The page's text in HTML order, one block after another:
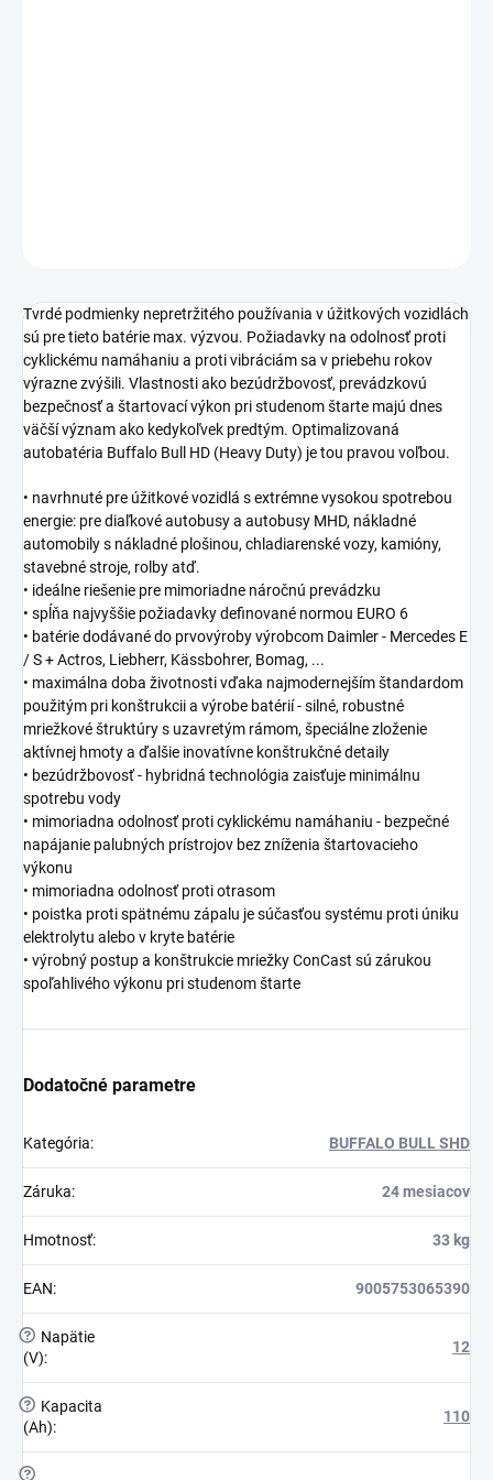
Tvrdé podmienky nepretržitého používania v úžitkových vozidlách
sú pre tieto batérie max. výzvou. Požiadavky na odolnosť proti
cyklickému namáhaniu a proti vibráciám sa v priebehu rokov
výrazne zvýšili. Vlastnosti ako bezúdržbovosť, prevádzkovú
bezpečnosť a štartovací výkon pri studenom štarte majú dnes
väčší význam ako kedykoľvek predtým. Optimalizovaná
autobatéria Buffalo Bull HD (Heavy Duty) je tou pravou voľbou.
• navrhnuté pre úžitkové vozidlá s extrémne vysokou spotrebou
energie: pre diaľkové autobusy a autobusy MHD, nákladné
automobily s nákladné plošinou, chladiarenské vozy, kamióny,
stavebné stroje, rolby atď.
• ideálne riešenie pre mimoriadne náročnú prevádzku
• spĺňa najvyššie požiadavky definované normou EURO 6
• batérie dodávané do prvovýroby výrobcom Daimler - Mercedes E
/ S + Actros, Liebherr, Kässbohrer, Bomag, ...
• maximálna doba životnosti vďaka najmodernejším štandardom
použitým pri konštrukcii a výrobe batérií - silné, robustné
mriežkové štruktúry s uzavretým rámom, špeciálne zloženie
aktívnej hmoty a ďalšie inovatívne konštrukčné detaily
• bezúdržbovosť - hybridná technológia zaisťuje minimálnu
spotrebu vody
• mimoriadna odolnosť proti cyklickému namáhaniu - bezpečné
napájanie palubných prístrojov bez zníženia štartovacieho
výkonu
• mimoriadna odolnosť proti otrasom
• poistka proti spätnému zápalu je súčasťou systému proti úniku
elektrolytu alebo v kryte batérie
• výrobný postup a konštrukcie mriežky ConCast sú zárukou
spoľahlivého výkonu pri studenom štarte
Dodatočné parametre
Kategória: BUFFALO BULL SHD
Záruka: 24 mesiacov
Hmotnosť: 33 kg
EAN: 9005753065390
?
Napätie
(V):
12
?
Kapacita
(Ah):
110
?